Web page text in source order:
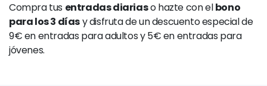
Compra tus entradas diariaso hazte con elbono
para los 3 díasy disfruta de un descuento especial de
9€ en entradas para adultos y 5€ en entradas para
jóvenes.